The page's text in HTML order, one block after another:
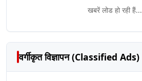
खबरें लोड हो रही हैं...
वर्गीकृत विज्ञापन (Classified Ads)